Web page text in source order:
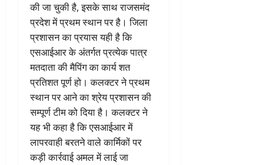
की जा चुकी है, इसके साथ राजसमंद
प्रदेश में प्रथम स्थान पर है। जिला
प्रशासन का प्रयास यही है कि
एसआईआर के अंतर्गत प्रत्येक पात्र
मतदाता की मैपिंग का कार्य शत
प्रतिशत पूर्ण हो। कलक्टर ने प्रथम
स्थान पर आने का श्रेय प्रशासन की
सम्पूर्ण टीम को दिया है। कलक्टर ने
यह भी कहा है कि एसआईआर में
लापरवाही बरतने वाले कार्मिकों पर
कड़ी कार्रवाई अमल में लाई जा